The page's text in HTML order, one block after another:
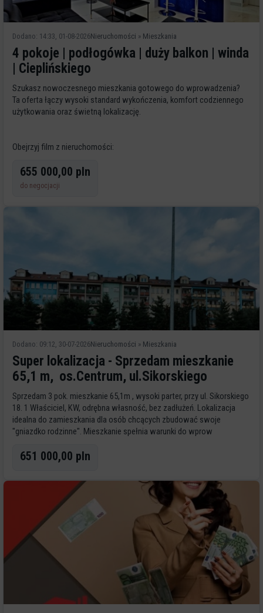
Dodano: 14:33, 01-08-2026Nieruchomości » Mieszkania
4 pokoje | podłogówka | duży balkon | winda
| Cieplińskiego
Szukasz nowoczesnego mieszkania gotowego do wprowadzenia?
Ta oferta łączy wysoki standard wykończenia, komfort codziennego
użytkowania oraz świetną lokalizację.
Obejrzyj film z nieruchomości:
655 000,00 pln
do negocjacji
Dodano: 09:12, 30-07-2026Nieruchomości » Mieszkania
Super lokalizacja - Sprzedam mieszkanie
65,1 m, os.Centrum, ul.Sikorskiego
Sprzedam 3 pok. mieszkanie 65,1m , wysoki parter, przy ul. Sikorskiego
18. 1 Właściciel, KW, odrębna własność, bez zadłużeń. Lokalizacja
idealna do zamieszkania dla osób chcących zbudować swoje
"gniazdko rodzinne". Mieszkanie spełnia warunki do wprow
651 000,00 pln